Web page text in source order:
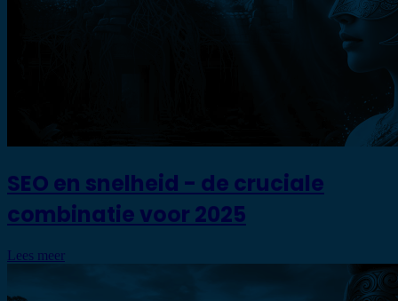
SEO en snelheid - de cruciale
combinatie voor 2025
Lees meer